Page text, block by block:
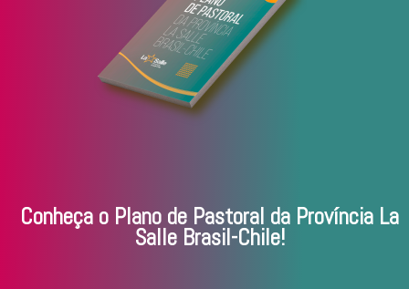
Conheça o Plano de Pastoral da Província La
Salle Brasil-Chile!